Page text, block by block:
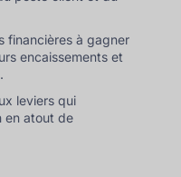
financières à gagner
encaissements et
leviers qui
en atout de